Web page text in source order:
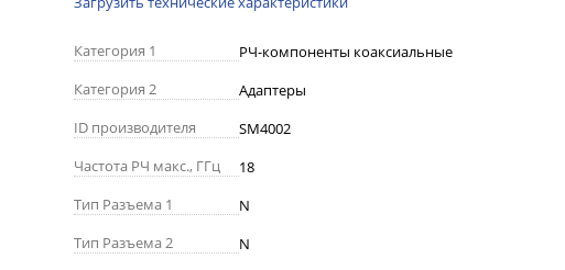
Категория 1
РЧ-компоненты коаксиальные
Категория 2
Адаптеры
ID производителя
SM4002
Частота РЧ макс., ГГц
18
Тип Разъема 1
N
Тип Разъема 2
N